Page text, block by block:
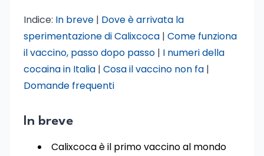
Indice: In breve | Dove è arrivata la
sperimentazione di Calixcoca | Come funziona
il vaccino, passo dopo passo | I numeri della
cocaina in Italia | Cosa il vaccino non fa |
Domande frequenti
In breve
Calixcoca è il primo vaccino al mondo